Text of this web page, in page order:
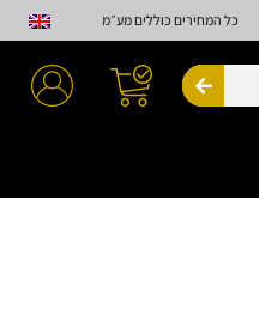
כל המחירים כוללים מע״מ
חיפוש